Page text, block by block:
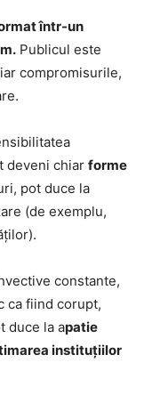
într-un
Publicul este
compromisurile,
deveni chiar forme
pot duce la
(de exemplu,
constante,
ca fiind corupt,
duce la apatie
instituțiilor